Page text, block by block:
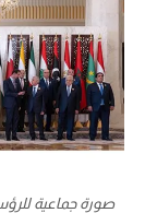
صورة جماعية